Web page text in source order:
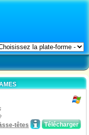
Télécharger
têtes